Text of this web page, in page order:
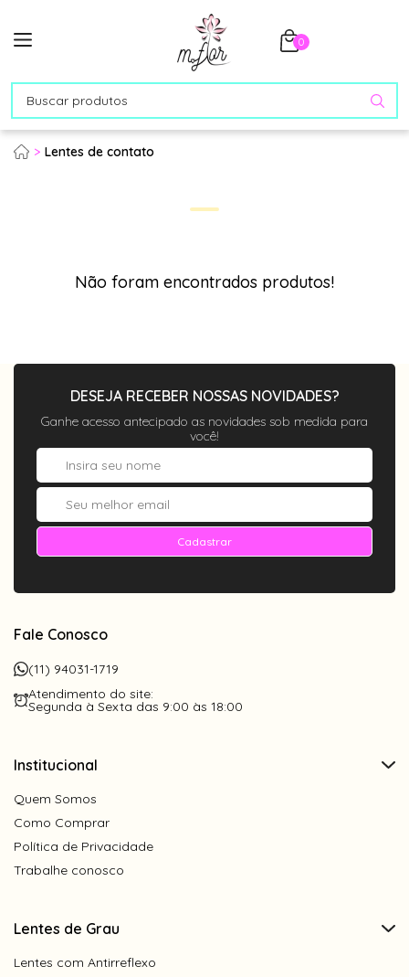
0
Lentes de contato
Não foram encontrados produtos!
DESEJA RECEBER NOSSAS NOVIDADES?
Ganhe acesso antecipado as novidades sob medida para
você!
Cadastrar
Fale Conosco
(11) 94031-1719
Atendimento do site:
Segunda à Sexta das 9:00 às 18:00
Institucional
Quem Somos
Como Comprar
Política de Privacidade
Trabalhe conosco
Lentes de Grau
Lentes com Antirreflexo